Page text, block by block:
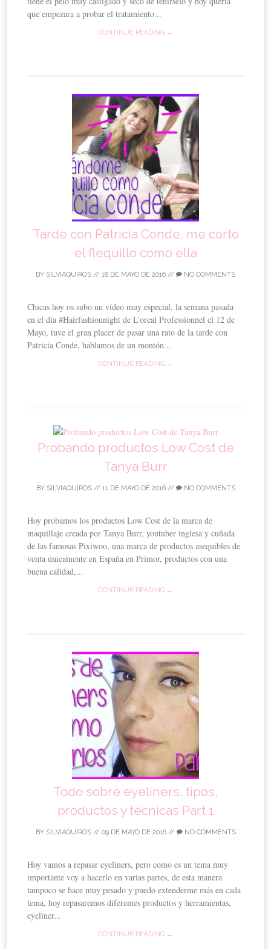
que empezara a probar el tratamiento...
CONTINUE READING →
Tarde con Patricia Conde, me corto
el flequillo como ella
BY SILVIAQUIROS // 18 DE MAYO DE 2016 // NO COMMENTS
Chicas hoy os subo un vídeo muy especial, la semana pasada
en el día #Hairfashionnight de L’oreal Professionnel el 12 de
Mayo, tuve el gran placer de pasar una rato de la tarde con
Patricia Conde, hablamos de un montón...
CONTINUE READING →
Probando productos Low Cost de
Tanya Burr
BY SILVIAQUIROS// 11 DE MAYO DE 2016// NO COMMENTS
Hoy probamos los productos Low Cost de la marca de
maquillaje creada por Tanya Burr, youtuber inglesa y cuñada
de las famosas Pixiwoo, una marca de productos asequibles de
venta únicamente en España en Primor, productos con una
buena calidad,...
CONTINUE READING →
Todo sobre eyeliners, tipos,
productos y técnicas Part 1
BY SILVIAQUIROS// 09 DE MAYO DE 2016// NO COMMENTS
Hoy vamos a repasar eyeliners, pero como es un tema muy
importante voy a hacerlo en varias partes, de esta manera
tampoco se hace muy pesado y puedo extenderme más en cada
tema, hoy repasaremos diferentes productos y herramientas,
eyeliner...
CONTINUE READING →